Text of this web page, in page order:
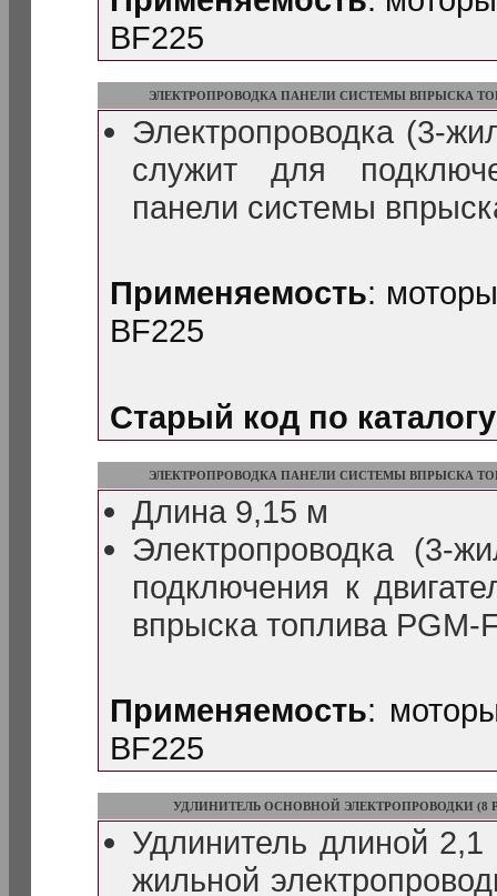
BF225
ЭЛЕКТРОПРОВОДКА ПАНЕЛИ СИСТЕМЫ ВПРЫСКА
Электропроводка (3-
служит для
панели системы
Применяемость:
BF225
Старый код по каталогу
ЭЛЕКТРОПРОВОДКА ПАНЕЛИ СИСТЕМЫ ВПРЫСКА
Длина 9,15 м
Электропроводка (3-
подключения к
впрыска топлива PGM-
Применяемость:
BF225
УДЛИНИТЕЛЬ ОСНОВНОЙ ЭЛЕКТРОПРОВОДКИ (8
Удлинитель длиной
жильной